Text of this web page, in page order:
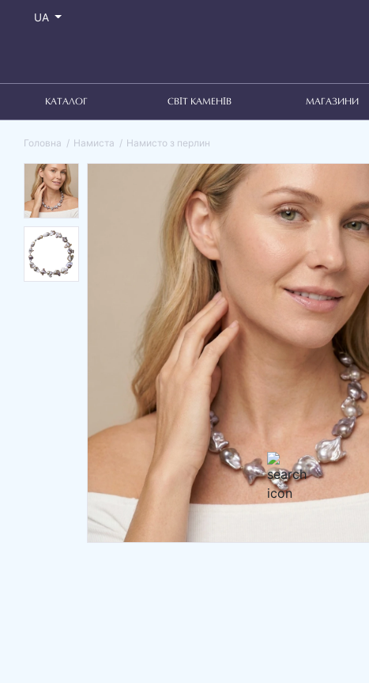
UA
КАТАЛОГ СВІТ КАМЕНІВ МАГАЗИНИ
Головна Намиста Намисто з перлин